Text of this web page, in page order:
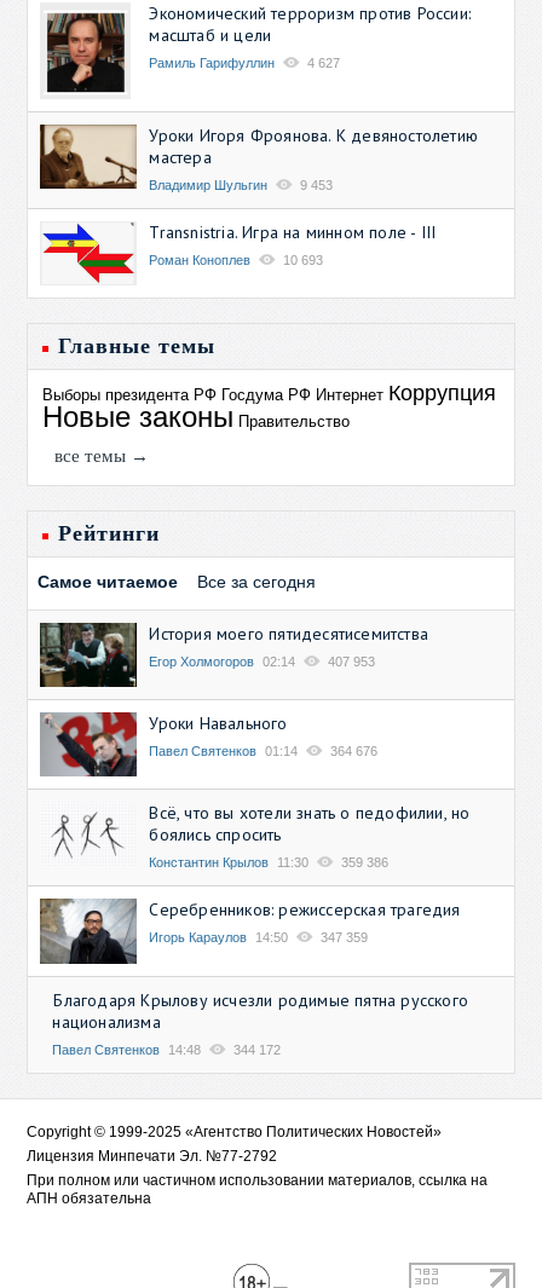
Экономический терроризм против России:
масштаб и цели
Рамиль Гарифуллин 4 627
Уроки Игоря Фроянова. К девяностолетию
мастера
Владимир Шульгин 9 453
Transnistria. Игра на минном поле - III
Роман Коноплев 10 693
Главные темы
Выборы президента РФ Госдума РФ Интернет Коррупция
Новые законы Правительство
все темы →
Рейтинги
Самое читаемое Все за сегодня
История моего пятидесятисемитства
Егор Холмогоров 02:14 407 953
Уроки Навального
Павел Святенков 01:14 364 676
Всё, что вы хотели знать о педофилии, но
боялись спросить
Константин Крылов 11:30 359 386
Серебренников: режиссерская трагедия
Игорь Караулов 14:50 347 359
Благодаря Крылову исчезли родимые пятна русского
национализма
Павел Святенков 14:48 344 172
Copyright © 1999-2025 «Агентство Политических Новостей»
Лицензия Минпечати Эл. №77-2792
При полном или частичном использовании материалов, ссылка на
АПН обязательна